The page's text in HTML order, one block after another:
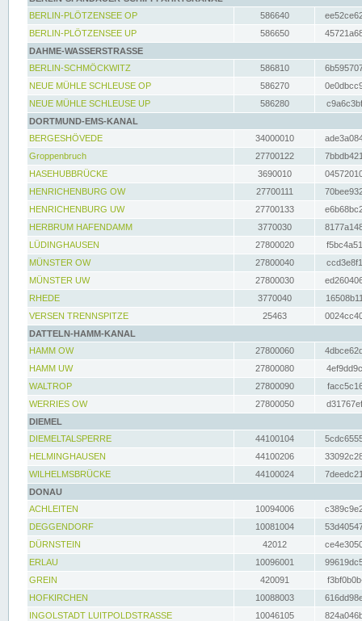
BERLIN-PLÖTZENSEE OP
586640
BERLIN-PLÖTZENSEE UP
586650
DAHME-WASSERSTRASSE
BERLIN-SCHMÖCKWITZ
586810
NEUE MÜHLE SCHLEUSE OP
586270
NEUE MÜHLE SCHLEUSE UP
586280
DORTMUND-EMS-KANAL
BERGESHÖVEDE
34000010
Groppenbruch
27700122
HASEHUBBRÜCKE
3690010
HENRICHENBURG OW
27700111
HENRICHENBURG UW
27700133
HERBRUM HAFENDAMM
3770030
LÜDINGHAUSEN
27800020
MÜNSTER OW
27800040
MÜNSTER UW
27800030
RHEDE
3770040
VERSEN TRENNSPITZE
25463
DATTELN-HAMM-KANAL
HAMM OW
27800060
HAMM UW
27800080
WALTROP
27800090
WERRIES OW
27800050
DIEMEL
DIEMELTALSPERRE
44100104
HELMINGHAUSEN
44100206
WILHELMSBRÜCKE
44100024
DONAU
ACHLEITEN
10094006
DEGGENDORF
10081004
DÜRNSTEIN
42012
ERLAU
10096001
GREIN
420091
HOFKIRCHEN
10088003
INGOLSTADT LUITPOLDSTRASSE
10046105